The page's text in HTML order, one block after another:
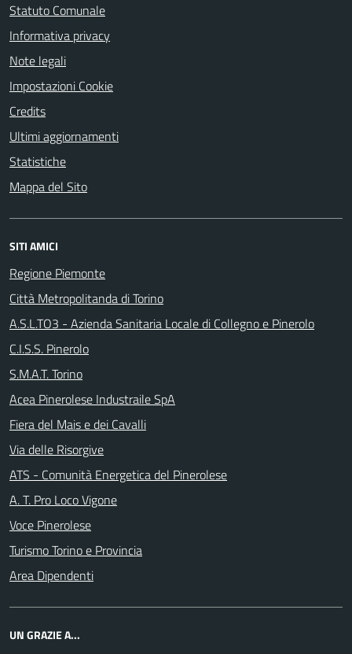
Statuto Comunale
Informativa privacy
Note legali
Impostazioni Cookie
Credits
Ultimi aggiornamenti
Statistiche
Mappa del Sito
SITI AMICI
Regione Piemonte
Città Metropolitanda di Torino
A.S.L.TO3 - Azienda Sanitaria Locale di Collegno e Pinerolo
C.I.S.S. Pinerolo
S.M.A.T. Torino
Acea Pinerolese Industraile SpA
Fiera del Mais e dei Cavalli
Via delle Risorgive
ATS - Comunità Energetica del Pinerolese
A. T. Pro Loco Vigone
Voce Pinerolese
Turismo Torino e Provincia
Area Dipendenti
UN GRAZIE A...